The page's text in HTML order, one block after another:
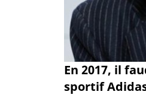
En 2017, il
sportif